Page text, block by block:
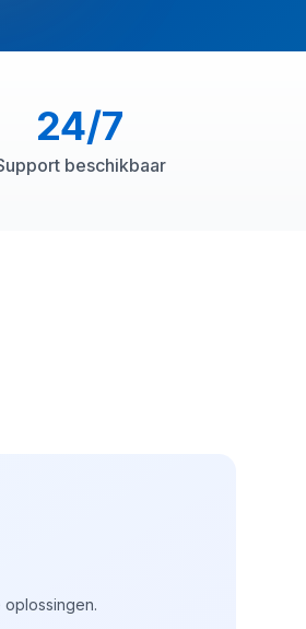
24/7
beschikbaar
oplossingen.